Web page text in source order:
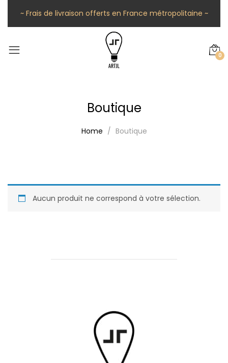
~ Frais de livraison offerts en France métropolitaine ~
0
Boutique
Home Boutique
Aucun produit ne correspond à votre sélection.